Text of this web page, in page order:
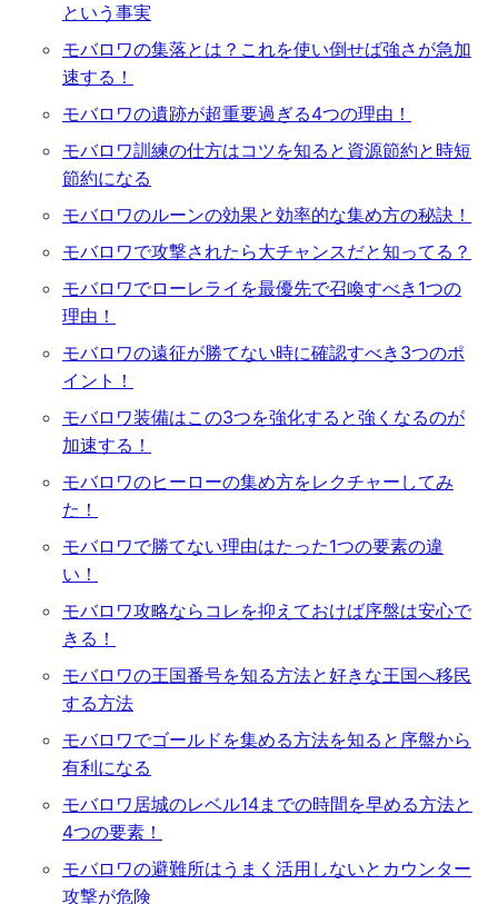
という事実
モバロワの集落とは？これを使い倒せば強さが急加
速する！
モバロワの遺跡が超重要過ぎる4つの理由！
モバロワ訓練の仕方はコツを知ると資源節約と時短
節約になる
モバロワのルーンの効果と効率的な集め方の秘訣！
モバロワで攻撃されたら大チャンスだと知ってる？
モバロワでローレライを最優先で召喚すべき1つの
理由！
モバロワの遠征が勝てない時に確認すべき3つのポ
イント！
モバロワ装備はこの3つを強化すると強くなるのが
加速する！
モバロワのヒーローの集め方をレクチャーしてみ
た！
モバロワで勝てない理由はたった1つの要素の違
い！
モバロワ攻略ならコレを抑えておけば序盤は安心で
きる！
モバロワの王国番号を知る方法と好きな王国へ移民
する方法
モバロワでゴールドを集める方法を知ると序盤から
有利になる
モバロワ居城のレベル14までの時間を早める方法と
4つの要素！
モバロワの避難所はうまく活用しないとカウンター
攻撃が危険